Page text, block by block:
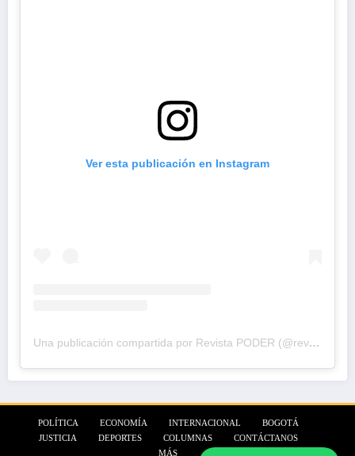
Ver esta publicación en Instagram
Una publicación compartida por Revista PODER (@revistapodercol)
POLÍTICA ECONOMÍA INTERNACIONAL
BOGOTÁ
JUSTICIA
DEPORTES COLUMNAS
CONTÁCTANOS
MÁS